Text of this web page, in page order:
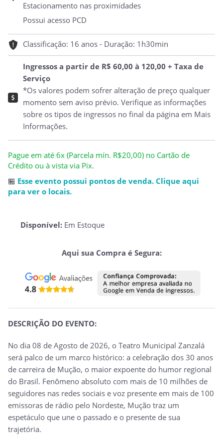
Estacionamento nas proximidades
Possui acesso PCD
Classificação: 16 anos - Duração: 1h30min
Ingressos a partir de R$ 60,00 à 120,00 + Taxa de
Serviço
*Os valores podem sofrer alteração de preço qualquer
momento sem aviso prévio. Verifique as informações
sobre os tipos de ingressos no final da página em Mais
Informações.
Pague em até 6x (Parcela mín. R$20,00) no Cartão de
Crédito ou à vista via Pix.
🏪 Esse evento possui pontos de venda. Clique aqui
para ver o locais.
Disponível: Em Estoque
Aqui sua Compra é Segura:
DESCRIÇÃO DO EVENTO:
No dia 08 de Agosto de 2026, o Teatro Municipal Zanzalá
será palco de um marco histórico: a celebração dos 30 anos
de carreira de Mução, o maior expoente do humor regional
do Brasil. Fenômeno absoluto com mais de 10 milhões de
seguidores nas redes sociais e voz presente em mais de 100
emissoras de rádio pelo Nordeste, Mução traz um
espetáculo que une o passado e o presente de sua
trajetória.